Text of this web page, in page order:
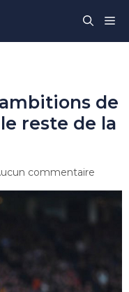
de
reste de la
commentaire